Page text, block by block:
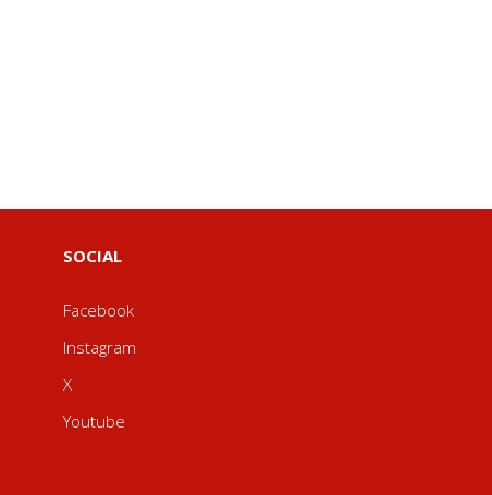
SOCIAL
Facebook
Instagram
X
Youtube